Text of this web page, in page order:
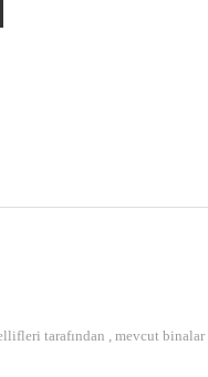
tarafından , mevcut binalar